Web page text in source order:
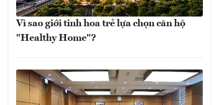
Vì sao giới tinh hoa trẻ lựa chọn căn hộ
"Healthy Home"?